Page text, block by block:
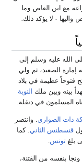
مع ابن العاص وما
- لا يؤكد ذلك.
الله عليه وسلم إلى
إمارة الصعيد، ثم ولي
بينه وبين ملك النوبة
المسلمون في دنقلة.
ذات الصواري. وانتصر
قنسطنس الثاني. كما
تونس.
بنفسه من الفتنة،